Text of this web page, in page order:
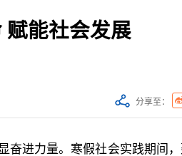
赋能社会发展
分享至：
奋进力量。寒假社会实践期间